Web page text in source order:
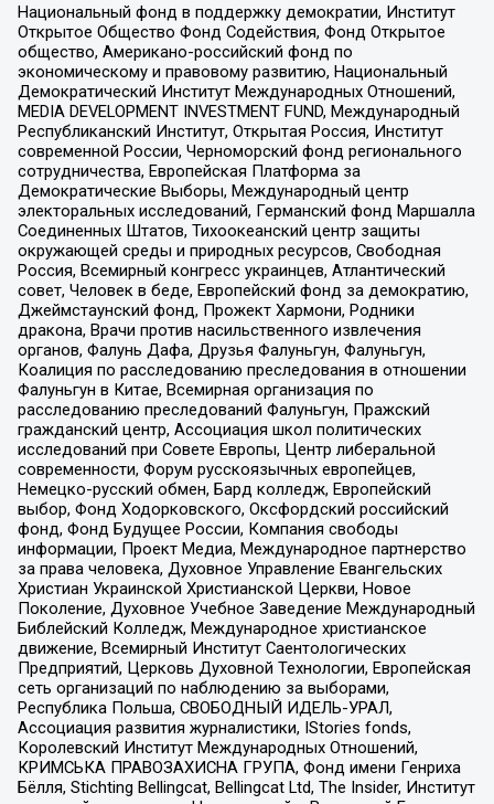
Национальный фонд в поддержку демократии, Институт
Открытое Общество Фонд Содействия, Фонд Открытое
общество, Американо-российский фонд по
экономическому и правовому развитию, Национальный
Демократический Институт Международных Отношений,
MEDIA DEVELOPMENT INVESTMENT FUND, Международный
Республиканский Институт, Открытая Россия, Институт
современной России, Черноморский фонд регионального
сотрудничества, Европейская Платформа за
Демократические Выборы, Международный центр
электоральных исследований, Германский фонд Маршалла
Соединенных Штатов, Тихоокеанский центр защиты
окружающей среды и природных ресурсов, Свободная
Россия, Всемирный конгресс украинцев, Атлантический
совет, Человек в беде, Европейский фонд за демократию,
Джеймстаунский фонд, Прожект Хармони, Родники
дракона, Врачи против насильственного извлечения
органов, Фалунь Дафа, Друзья Фалуньгун, Фалуньгун,
Коалиция по расследованию преследования в отношении
Фалуньгун в Китае, Всемирная организация по
расследованию преследований Фалуньгун, Пражский
гражданский центр, Ассоциация школ политических
исследований при Совете Европы, Центр либеральной
современности, Форум русскоязычных европейцев,
Немецко-русский обмен, Бард колледж, Европейский
выбор, Фонд Ходорковского, Оксфордский российский
фонд, Фонд Будущее России, Компания свободы
информации, Проект Медиа, Международное партнерство
за права человека, Духовное Управление Евангельских
Христиан Украинской Христианской Церкви, Новое
Поколение, Духовное Учебное Заведение Международный
Библейский Колледж, Международное христианское
движение, Всемирный Институт Саентологических
Предприятий, Церковь Духовной Технологии, Европейская
сеть организаций по наблюдению за выборами,
Республика Польша, СВОБОДНЫЙ ИДЕЛЬ-УРАЛ,
Ассоциация развития журналистики, IStories fonds,
Королевский Институт Международных Отношений,
КРИМСЬКА ПРАВОЗАХИСНА ГРУПА, Фонд имени Генриха
Бёлля, Stichting Bellingcat, Bellingcat Ltd, The Insider, Институт